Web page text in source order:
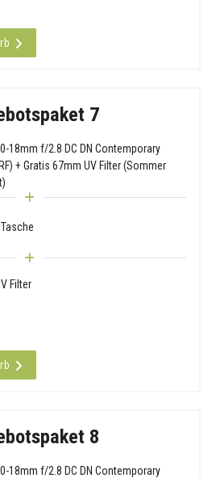
7
18mm f/2.8 DC DN Contemporary
+ Gratis 67mm UV Filter (Sommer
Filter
8
18mm f/2.8 DC DN Contemporary